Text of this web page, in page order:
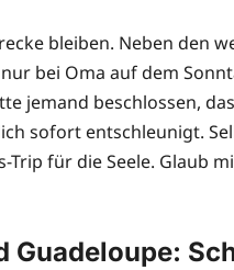
bleiben. Neben den
bei Oma auf dem
jemand beschlossen,
sofort entschleunigt.
für die Seele. Glaub
Guadeloupe: